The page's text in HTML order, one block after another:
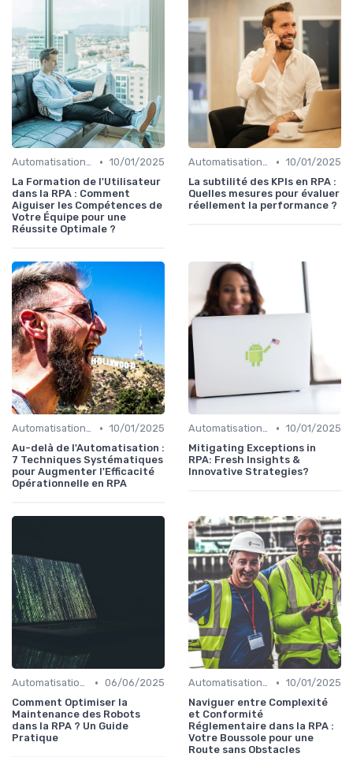
Automatisation et RPA • 10/01/2025
La Formation de l'Utilisateur
dans la RPA : Comment
Aiguiser les Compétences de
Votre Équipe pour une
Réussite Optimale ?
Automatisation et RPA • 10/01/2025
La subtilité des KPIs en RPA :
Quelles mesures pour évaluer
réellement la performance ?
Automatisation et RPA • 10/01/2025
Au-delà de l'Automatisation :
7 Techniques Systématiques
pour Augmenter l'Efficacité
Opérationnelle en RPA
Automatisation et RPA • 10/01/2025
Mitigating Exceptions in
RPA: Fresh Insights &
Innovative Strategies?
Automatisation et RPA • 06/06/2025
Comment Optimiser la
Maintenance des Robots
dans la RPA ? Un Guide
Pratique
Automatisation et RPA • 10/01/2025
Naviguer entre Complexité
et Conformité
Réglementaire dans la RPA :
Votre Boussole pour une
Route sans Obstacles